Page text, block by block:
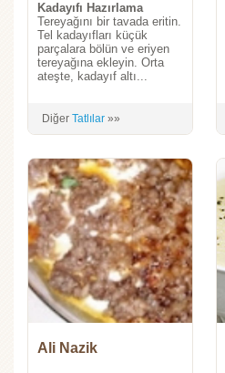
Kadayıfı Hazırlama
Tereyağını bir tavada eritin.
Tel kadayıfları küçük
parçalara bölün ve eriyen
tereyağına ekleyin. Orta
ateşte, kadayıf altı...
Diğer Tatlılar »»
Ali Nazik